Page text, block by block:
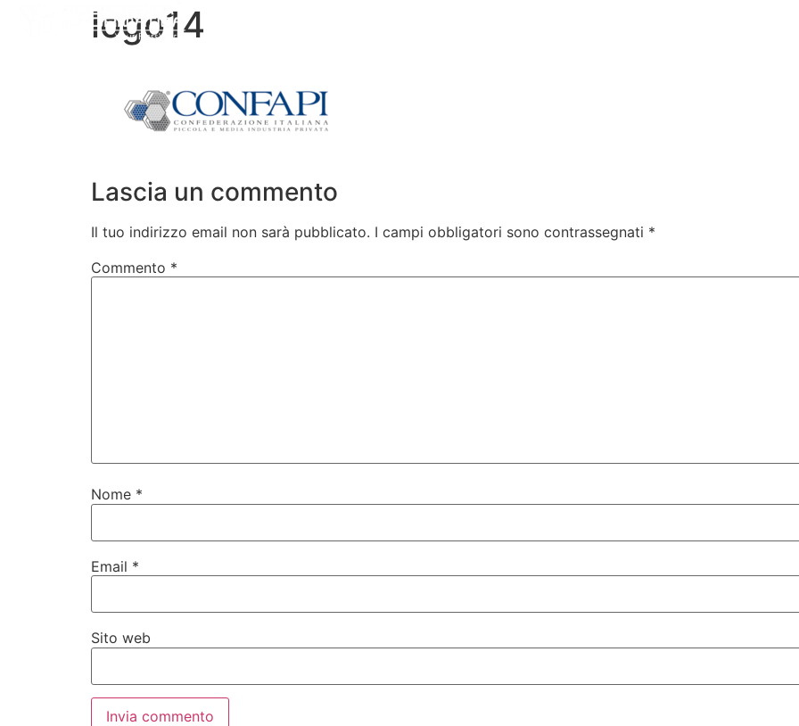
logo14
Lascia un commento
Il tuo indirizzo email non sarà pubblicato. I campi obbligatori sono contrassegnati *
Commento *
Nome *
Email *
Sito web